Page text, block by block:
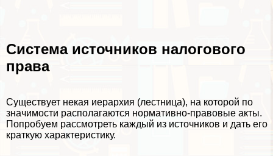
Система источников налогового
права
Существует некая иерархия (лестница), на которой по
значимости располагаются нормативно-правовые акты.
Попробуем рассмотреть каждый из источников и дать его
краткую хаpaктеристику.